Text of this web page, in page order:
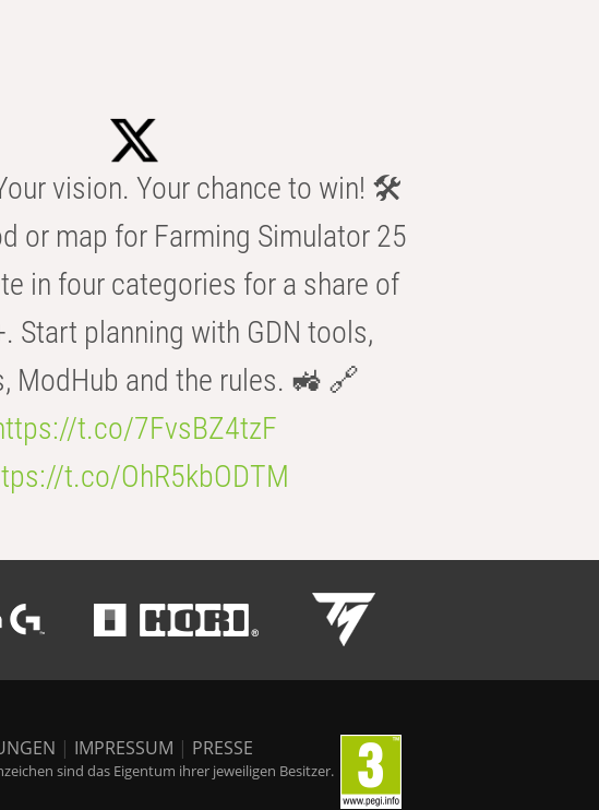
vision. Your chance to win! 🛠️
or map for Farming Simulator 25
in four categories for a share of
Start planning with GDN tools,
ModHub and the rules. 🚜 🔗
t.co/7FvsBZ4tzF
t.co/OhR5kbODTM
| IMPRESSUM | PRESSE
sind das Eigentum ihrer jeweiligen Besitzer.